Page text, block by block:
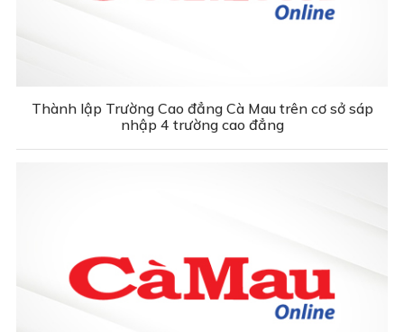
Thành lập Trường Cao đẳng Cà Mau trên cơ sở sáp
nhập 4 trường cao đẳng